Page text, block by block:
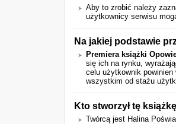
Aby to zrobić należy
użytkownicy serwisu
Na jakiej podstawie
Premiera książki
się ich na rynku,
celu użytkownik
wszystkim od stażu
Kto stworzył tę
Twórcą jest Halina